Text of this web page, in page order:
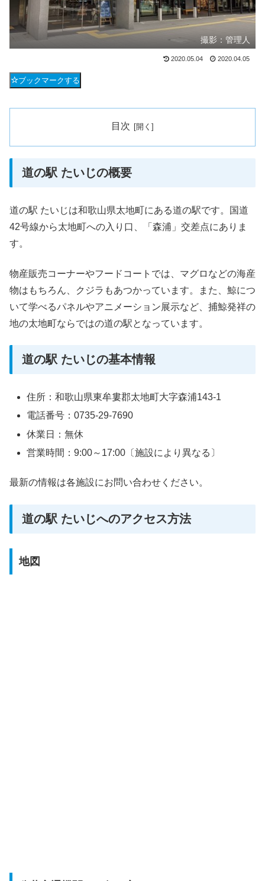
撮影：管理人
2020.05.04 2020.04.05
ブックマークする
目次
道の駅 たいじの概要
道の駅 たいじは和歌山県太地町にある道の駅です。国道
42号線から太地町への入り口、「森浦」交差点にありま
す。
物産販売コーナーやフードコートでは、マグロなどの海産
物はもちろん、クジラもあつかっています。また、鯨につ
いて学べるパネルやアニメーション展示など、捕鯨発祥の
地の太地町ならではの道の駅となっています。
道の駅 たいじの基本情報
住所：和歌山県東牟婁郡太地町大字森浦143-1
電話番号：0735-29-7690
休業日：無休
営業時間：9:00～17:00〔施設により異なる〕
最新の情報は各施設にお問い合わせください。
道の駅 たいじへのアクセス方法
地図